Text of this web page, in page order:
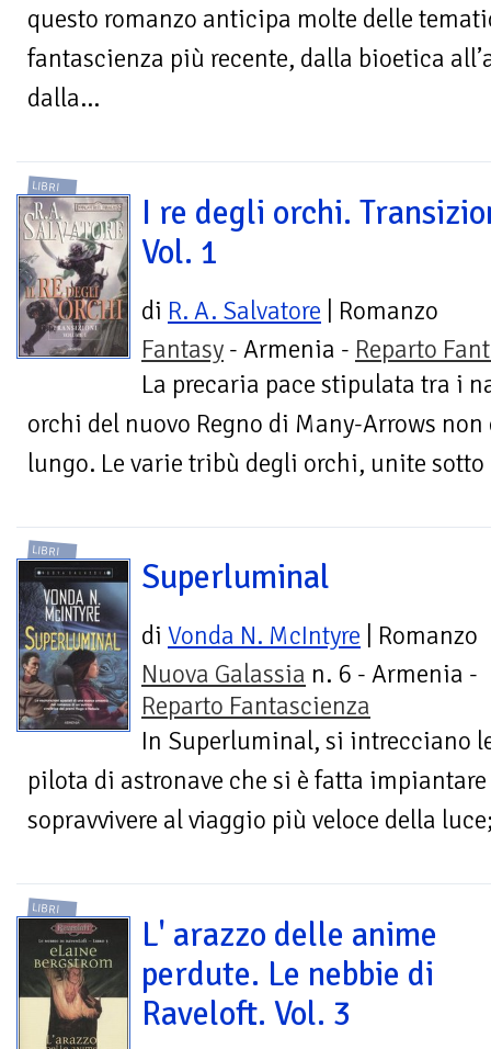
questo romanzo anticipa molte delle
fantascienza più recente, dalla bioetica
dalla...
LIBRI
I re degli orchi.
Vol. 1
di R. A. Salvatore | Romanzo
Fantasy - Armenia - Reparto
La precaria pace stipulata tra i
orchi del nuovo Regno di Many-Arrows
lungo. Le varie tribù degli orchi, unite
LIBRI
Superluminal
di Vonda N. McIntyre | Romanzo
Nuova Galassia n. 6 - Armenia -
Reparto Fantascienza
In Superluminal, si intrecciano
pilota di astronave che si è fatta
sopravvivere al viaggio più veloce della
LIBRI
L' arazzo delle anime
perdute. Le nebbie di
Raveloft. Vol. 3